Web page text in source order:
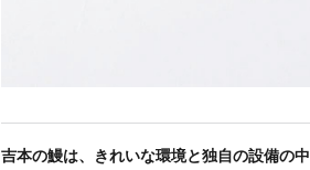
吉本の鰻は、きれいな環境と独自の設備の